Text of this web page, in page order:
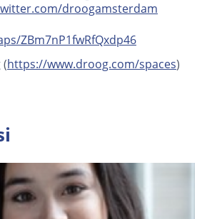
droogamsterdam
ZBm7nP1fwRfQxdp46
(https://www.droog.com/spaces)